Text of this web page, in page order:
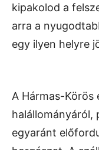
kipakolod a
arra a
egy ilyen helyre
A Hármas-Körös
halállományáról,
egyaránt